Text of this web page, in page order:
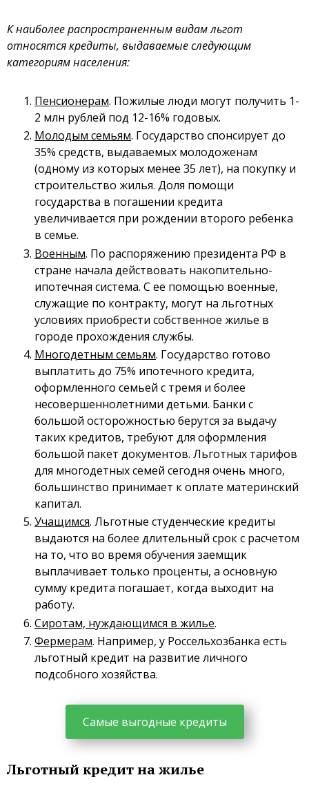
К наиболее распространенным видам льгот
относятся кредиты, выдаваемые следующим
категориям населения:
Пенсионерам. Пожилые люди могут получить 1-
2 млн рублей под 12-16% годовых.
Молодым семьям. Государство спонсирует до
35% средств, выдаваемых молодоженам
(одному из которых менее 35 лет), на покупку и
строительство жилья. Доля помощи
государства в погашении кредита
увеличивается при рождении второго ребенка
в семье.
Военным. По распоряжению президента РФ в
стране начала действовать накопительно-
ипотечная система. С ее помощью военные,
служащие по контракту, могут на льготных
условиях приобрести собственное жилье в
городе прохождения службы.
Многодетным семьям. Государство готово
выплатить до 75% ипотечного кредита,
оформленного семьей с тремя и более
несовершеннолетними детьми. Банки с
большой осторожностью берутся за выдачу
таких кредитов, требуют для оформления
большой пакет документов. Льготных тарифов
для многодетных семей сегодня очень много,
большинство принимает к оплате материнский
капитал.
Учащимся. Льготные студенческие кредиты
выдаются на более длительный срок с расчетом
на то, что во время обучения заемщик
выплачивает только проценты, а основную
сумму кредита погашает, когда выходит на
работу.
Сиротам, нуждающимся в жилье.
Фермерам. Например, у Россельхозбанка есть
льготный кредит на развитие личного
подсобного хозяйства.
Самые выгодные кредиты
Льготный кредит на жилье